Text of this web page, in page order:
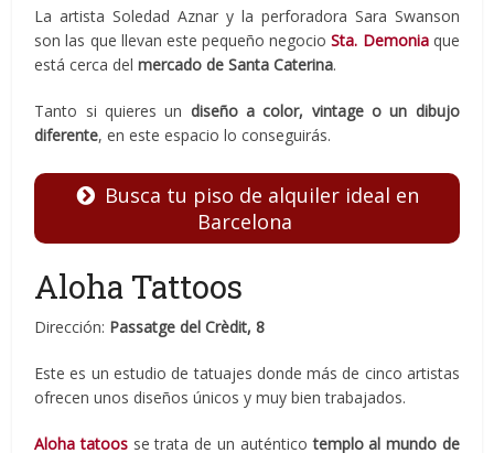
La artista Soledad Aznar y la perforadora Sara Swanson
son las que llevan este pequeño negocioSta. Demoniaque
está cerca delmercado de Santa Caterina.
Tanto si quieres un diseño a color, vintage o un dibujo
diferente, en este espacio lo conseguirás.
Busca tu piso de alquiler ideal en
Barcelona
Aloha Tattoos
Dirección: Passatge del Crèdit, 8
Este es un estudio de tatuajes donde más de cinco artistas
ofrecen unos diseños únicos y muy bien trabajados.
Aloha tatoosse trata de un auténtico templo al mundo de